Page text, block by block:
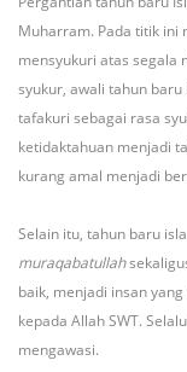
Muharram. Pada titik
mensyukuri atas segala
syukur, awali tahun baru
tafakuri sebagai rasa
ketidaktahuan menjadi
kurang amal menjadi
Selain itu, tahun baru
muraqabatullah
baik, menjadi insan
kepada Allah SWT.
mengawasi.